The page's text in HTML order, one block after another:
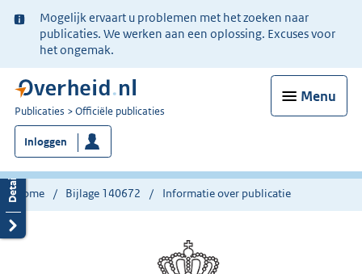
Ter
informatie:
Mogelijk ervaart u problemen met het zoeken naar
publicaties. We werken aan een oplossing. Excuses voor
het ongemak.
Menu
U
bent
nu
hier:
Publicaties Officiële publicaties
Inloggen
Home Bijlage 140672 Informatie over publicatie